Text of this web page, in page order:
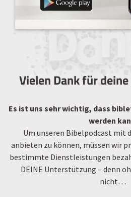
Vielen Dank für
Es ist uns sehr wichtig, dass
werden
Um unseren Bibelpodcast mit
anbieten zu können, müssen wir
bestimmte Dienstleistungen
DEINE Unterstützung – denn
nicht…